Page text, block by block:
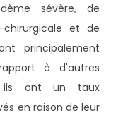
sévère, de
et de
principalement
à d'autres
ils ont un taux
en raison de leur